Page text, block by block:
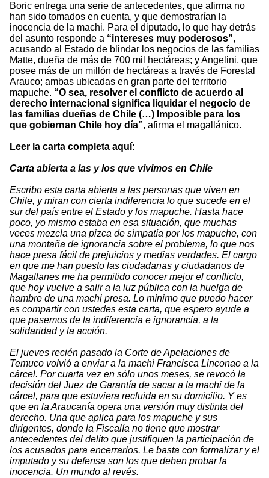
Boric entrega una serie de antecedentes, que afirma no
han sido tomados en cuenta, y que demostrarían la
inocencia de la machi. Para el diputado, lo que hay detrás
del asunto responde a “intereses muy poderosos”,
acusando al Estado de blindar los negocios de las familias
Matte, dueña de más de 700 mil hectáreas; y Angelini, que
posee más de un millón de hectáreas a través de Forestal
Arauco; ambas ubicadas en gran parte del territorio
mapuche. “O sea, resolver el conflicto de acuerdo al
derecho internacional significa liquidar el negocio de
las familias dueñas de Chile (…) Imposible para los
que gobiernan Chile hoy día”, afirma el magallánico.
Leer la carta completa aquí:
Carta abierta a las y los que vivimos en Chile
Escribo esta carta abierta a las personas que viven en
Chile, y miran con cierta indiferencia lo que sucede en el
sur del país entre el Estado y los mapuche. Hasta hace
poco, yo mismo estaba en esa situación, que muchas
veces mezcla una pizca de simpatía por los mapuche, con
una montaña de ignorancia sobre el problema, lo que nos
hace presa fácil de prejuicios y medias verdades. El cargo
en que me han puesto las ciudadanas y ciudadanos de
Magallanes me ha permitido conocer mejor el conflicto,
que hoy vuelve a salir a la luz pública con la huelga de
hambre de una machi presa. Lo mínimo que puedo hacer
es compartir con ustedes esta carta, que espero ayude a
que pasemos de la indiferencia e ignorancia, a la
solidaridad y la acción.
El jueves recién pasado la Corte de Apelaciones de
Temuco volvió a enviar a la machi Francisca Linconao a la
cárcel. Por cuarta vez en sólo unos meses, se revocó la
decisión del Juez de Garantía de sacar a la machi de la
cárcel, para que estuviera recluida en su domicilio. Y es
que en la Araucanía opera una versión muy distinta del
derecho. Una que aplica para los mapuche y sus
dirigentes, donde la Fiscalía no tiene que mostrar
antecedentes del delito que justifiquen la participación de
los acusados para encerrarlos. Le basta con formalizar y el
imputado y su defensa son los que deben probar la
inocencia. Un mundo al revés.